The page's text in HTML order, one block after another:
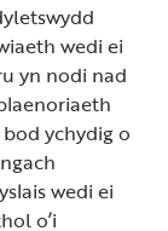
wedi ei
yn nodi nad
ychydig o
wedi ei
o’i